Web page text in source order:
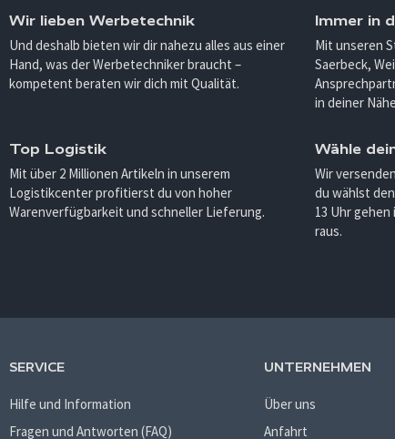
Wir lieben Werbetechnik
Und deshalb bieten wir dir nahezu alles aus einer
Hand, was der Werbetechniker braucht –
kompetent beraten wir dich mit Qualität.
Immer in
Mit unseren
Saerbeck,
in deiner
Top Logistik
Mit über 2 Millionen Artikeln in unserem
Logistikcenter profitierst du von hoher
Warenverfügbarkeit und schneller Lieferung.
Wähle
Wir
du wählst
13 Uhr gehen
raus.
SERVICE
Hilfe und Information
Fragen und Antworten (FAQ)
UNTERNEHMEN
Über uns
Anfahrt